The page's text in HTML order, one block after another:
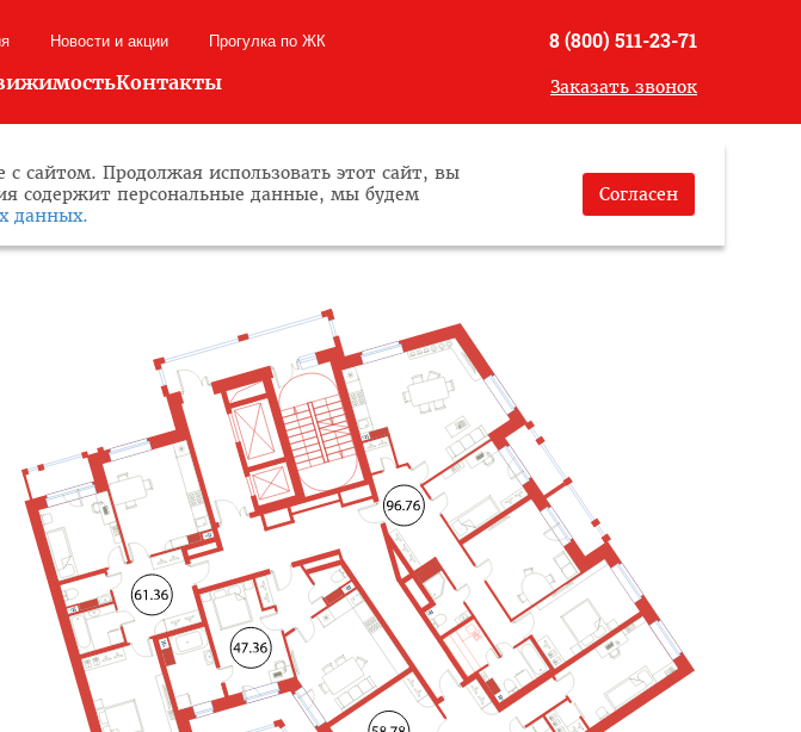
Новости и акции Прогулка по ЖК
Контакты
8 (800) 511-23-71
Заказать звонок
сайтом. Продолжая использовать этот сайт, вы
содержит персональные данные, мы будем
данных.
Согласен